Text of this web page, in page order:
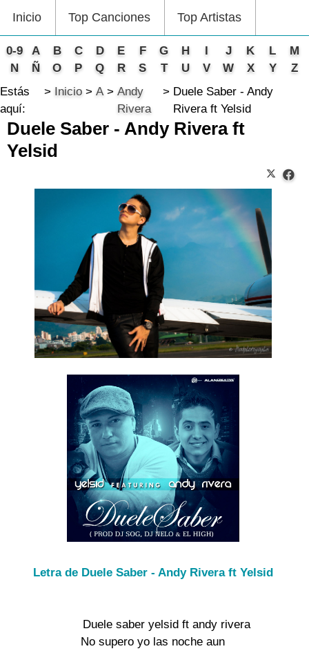
Inicio Top Canciones Top Artistas
0-9 A B C D E F G H I J K L
M
N
Ñ O P Q R S T U V W X Y
Z
Estás
aquí:
Inicio A
Andy
Rivera
Duele Saber - Andy
Rivera ft Yelsid
Duele Saber - Andy Rivera ft
Yelsid
Letra de Duele Saber - Andy Rivera ft Yelsid
No supero yo las noche aun